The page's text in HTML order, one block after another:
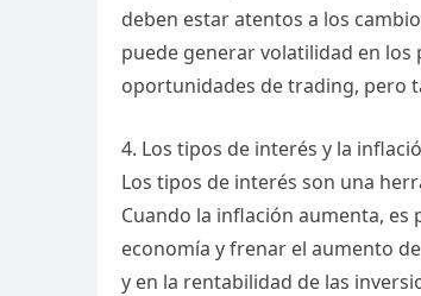
deben estar atentos a los
puede generar volatilidad en los
oportunidades de trading, pero
4. Los tipos de interés y la
Los tipos de interés son una
Cuando la inflación aumenta,
economía y frenar el aumento
y en la rentabilidad de las